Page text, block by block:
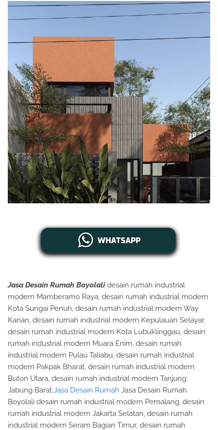
Jasa Desain Rumah Boyolalidesain rumah industrial
modern Mamberamo Raya, desain rumah industrial modern
Kota Sungai Penuh, desain rumah industrial modern Way
Kanan, desain rumah industrial modern Kepulauan Selayar,
desain rumah industrial modern Kota Lubuklinggau, desain
rumah industrial modern Muara Enim, desain rumah
industrial modern Pulau Taliabu, desain rumah industrial
modern Pakpak Bharat, desain rumah industrial modern
Buton Utara, desain rumah industrial modern Tanjung
Jabung Barat.Jasa Desain Rumah Jasa Desain Rumah
Boyolali desain rumah industrial modern Pemalang, desain
rumah industrial modern Jakarta Selatan, desain rumah
industrial modern Seram Bagian Timur, desain rumah